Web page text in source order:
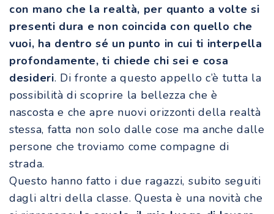
con mano che la realtà, per quanto a volte si
presenti dura e non coincida con quello che
vuoi, ha dentro sé un punto in cui ti interpella
profondamente, ti chiede chi sei e cosa
desideri. Di fronte a questo appello c’è tutta la
possibilità di scoprire la bellezza che è
nascosta e che apre nuovi orizzonti della realtà
stessa, fatta non solo dalle cose ma anche dalle
persone che troviamo come compagne di
strada.
Questo hanno fatto i due ragazzi, subito seguiti
dagli altri della classe. Questa è una novità che